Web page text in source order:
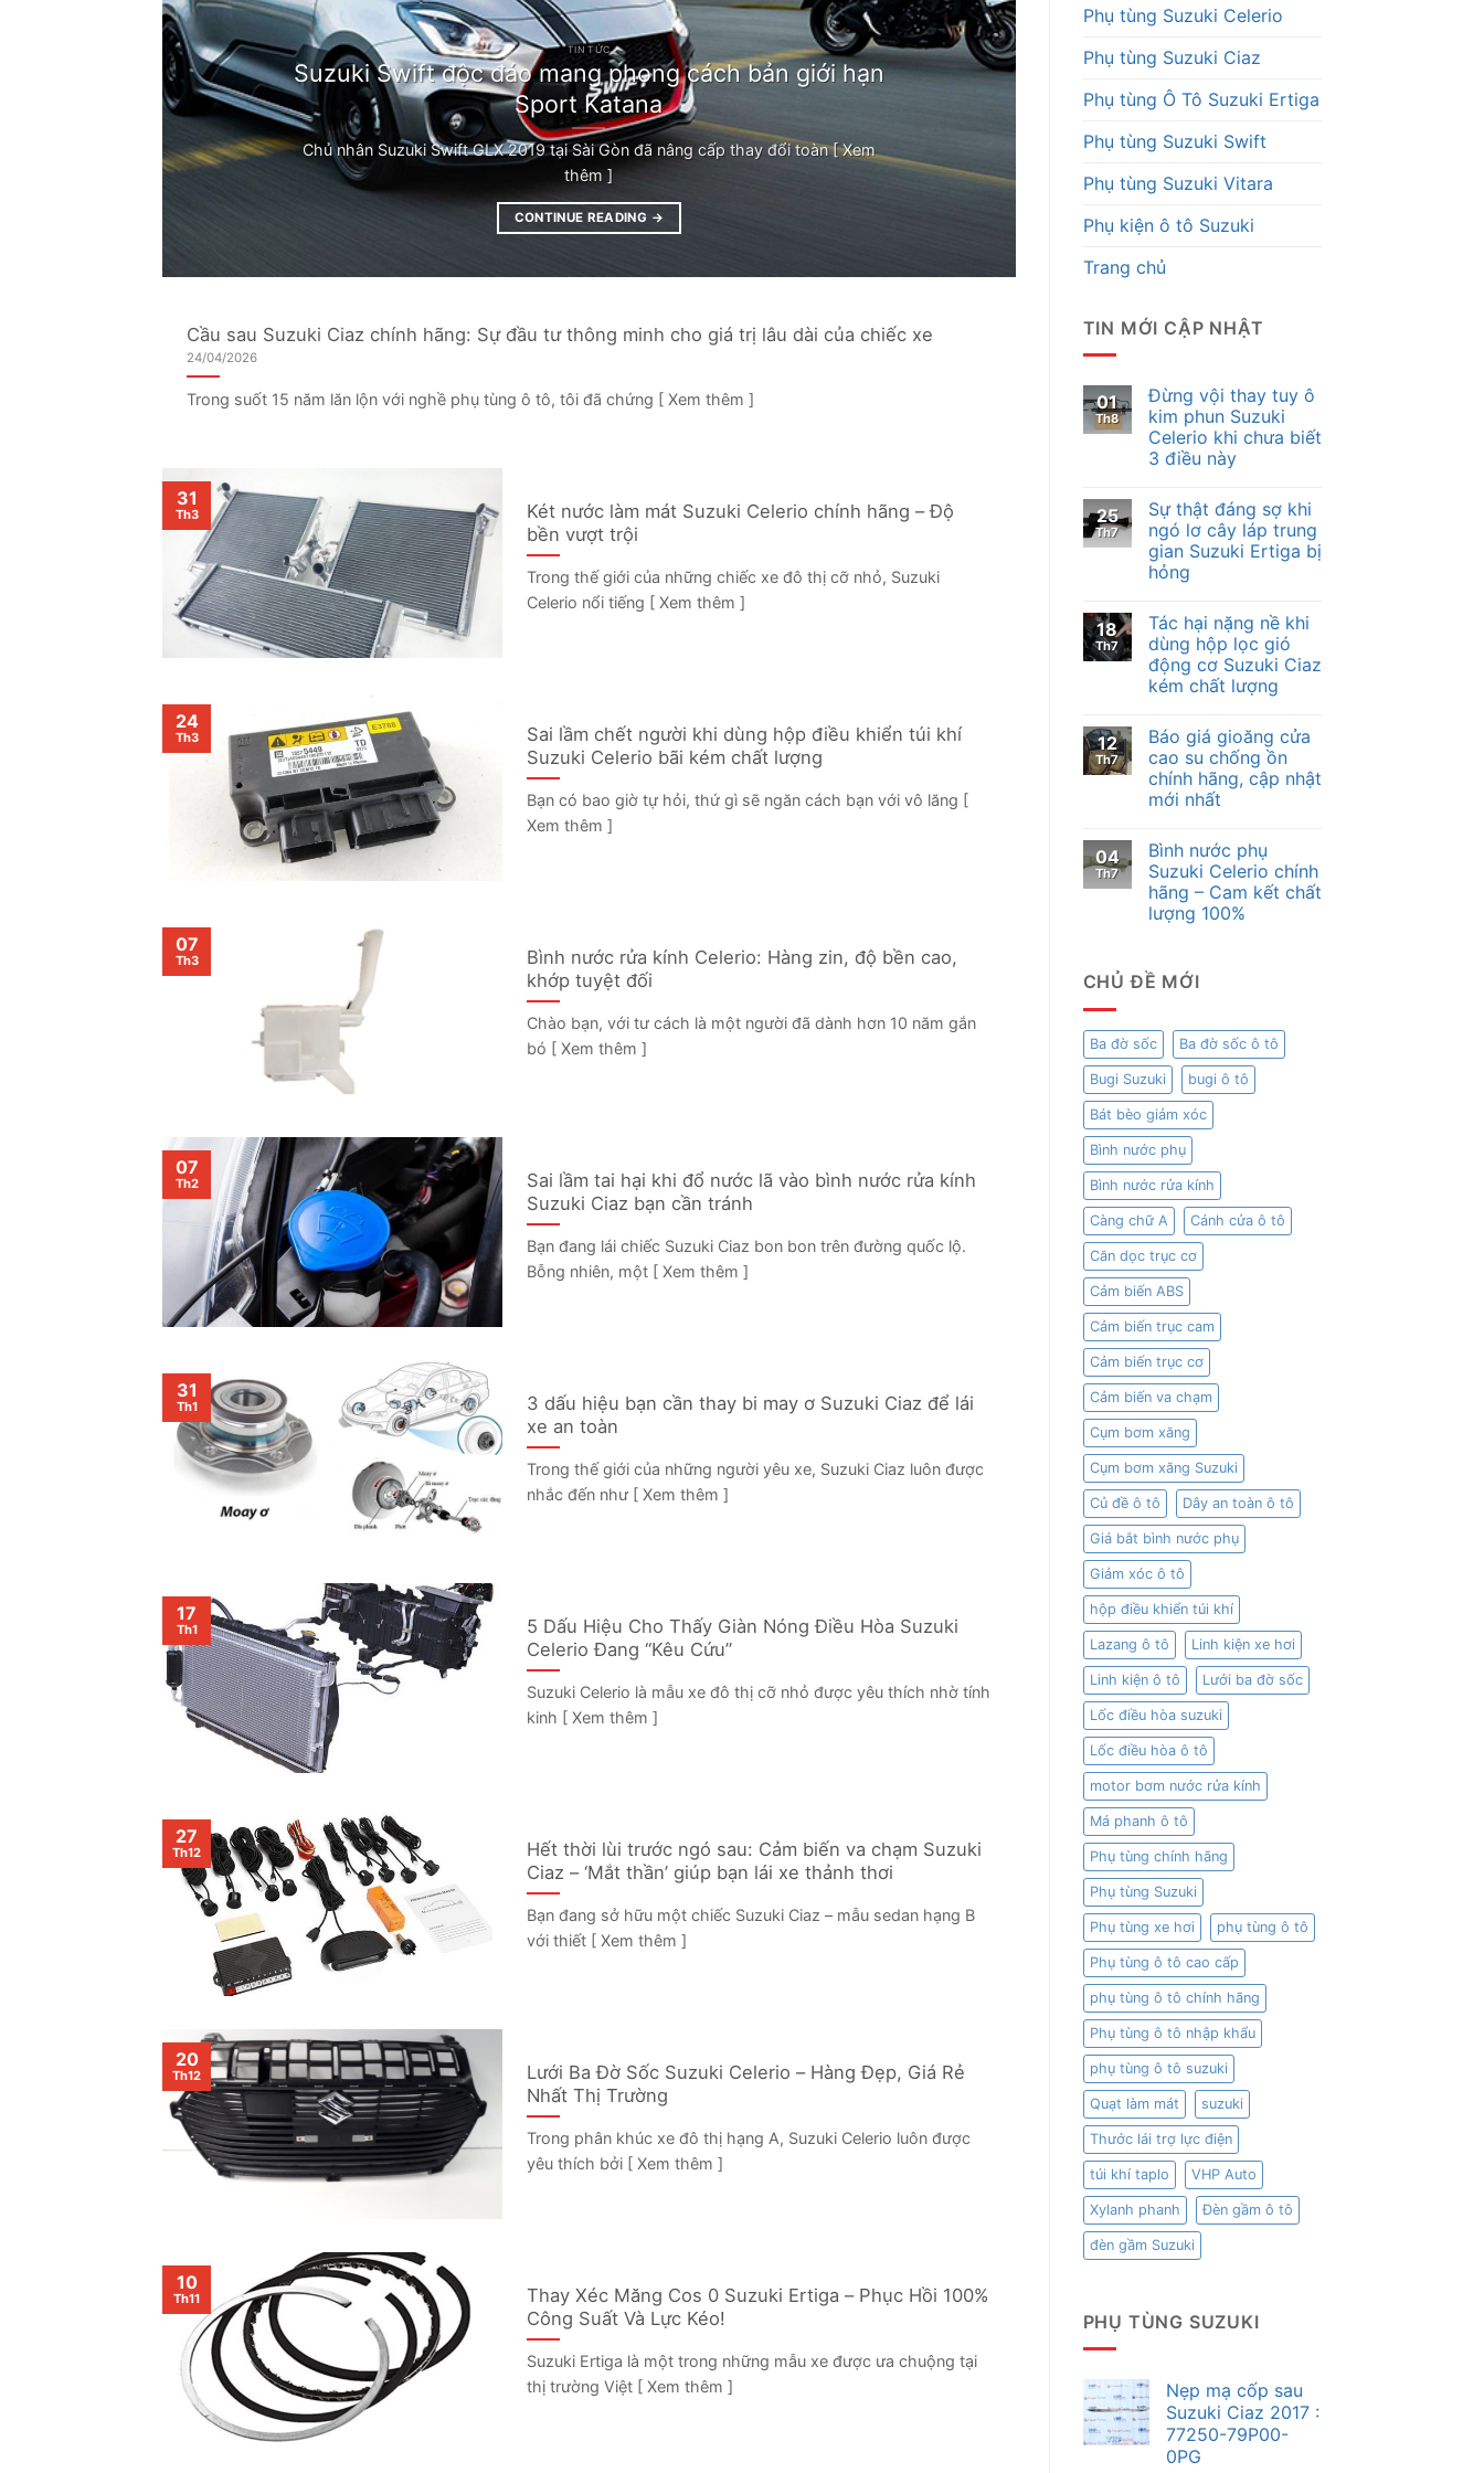
TIN TỨC
Suzuki Swift độc đáo mang phong cách bản giới hạn
Sport Katana
Chủ nhân Suzuki Swift GLX 2019 tại Sài Gòn đã nâng cấp thay đổi toàn [ Xem
thêm ]
CONTINUE READING →
Cầu sau Suzuki Ciaz chính hãng: Sự đầu tư thông minh cho giá trị lâu dài của chiếc xe
24/04/2026
Trong suốt 15 năm lăn lộn với nghề phụ tùng ô tô, tôi đã chứng [ Xem thêm ]
Két nước làm mát Suzuki Celerio chính hãng – Độ
bền vượt trội
Trong thế giới của những chiếc xe đô thị cỡ nhỏ, Suzuki
Celerio nổi tiếng [ Xem thêm ]
31
Th3
Sai lầm chết người khi dùng hộp điều khiển túi khí
Suzuki Celerio bãi kém chất lượng
Bạn có bao giờ tự hỏi, thứ gì sẽ ngăn cách bạn với vô lăng [
Xem thêm ]
24
Th3
Bình nước rửa kính Celerio: Hàng zin, độ bền cao,
khớp tuyệt đối
Chào bạn, với tư cách là một người đã dành hơn 10 năm gắn
bó [ Xem thêm ]
07
Th3
Sai lầm tai hại khi đổ nước lã vào bình nước rửa kính
Suzuki Ciaz bạn cần tránh
Bạn đang lái chiếc Suzuki Ciaz bon bon trên đường quốc lộ.
Bỗng nhiên, một [ Xem thêm ]
07
Th2
3 dấu hiệu bạn cần thay bi may ơ Suzuki Ciaz để lái
xe an toàn
Trong thế giới của những người yêu xe, Suzuki Ciaz luôn được
nhắc đến như [ Xem thêm ]
31
Th1
5 Dấu Hiệu Cho Thấy Giàn Nóng Điều Hòa Suzuki
Celerio Đang “Kêu Cứu”
Suzuki Celerio là mẫu xe đô thị cỡ nhỏ được yêu thích nhờ tính
kinh [ Xem thêm ]
17
Th1
Hết thời lùi trước ngó sau: Cảm biến va chạm Suzuki
Ciaz – ‘Mắt thần’ giúp bạn lái xe thảnh thơi
Bạn đang sở hữu một chiếc Suzuki Ciaz – mẫu sedan hạng B
với thiết [ Xem thêm ]
27
Th12
Lưới Ba Đờ Sốc Suzuki Celerio – Hàng Đẹp, Giá Rẻ
Nhất Thị Trường
Trong phân khúc xe đô thị hạng A, Suzuki Celerio luôn được
yêu thích bởi [ Xem thêm ]
20
Th12
Thay Xéc Măng Cos 0 Suzuki Ertiga – Phục Hồi 100%
Công Suất Và Lực Kéo!
Suzuki Ertiga là một trong những mẫu xe được ưa chuộng tại
thị trường Việt [ Xem thêm ]
10
Th11
Phụ tùng Suzuki Celerio
Phụ tùng Suzuki Ciaz
Phụ tùng Ô Tô Suzuki Ertiga
Phụ tùng Suzuki Swift
Phụ tùng Suzuki Vitara
Phụ kiện ô tô Suzuki
Trang chủ
TIN MỚI CẬP NHẬT
01
Th8
Đừng vội thay tuy ô
kim phun Suzuki
Celerio khi chưa biết
3 điều này
25
Th7
Sự thật đáng sợ khi
ngó lơ cây láp trung
gian Suzuki Ertiga bị
hỏng
18
Th7
Tác hại nặng nề khi
dùng hộp lọc gió
động cơ Suzuki Ciaz
kém chất lượng
12
Th7
Báo giá gioăng cửa
cao su chống ồn
chính hãng, cập nhật
mới nhất
04
Th7
Bình nước phụ
Suzuki Celerio chính
hãng – Cam kết chất
lượng 100%
CHỦ ĐỀ MỚI
Ba đờ sốc Ba đờ sốc ô tô
Bugi Suzuki bugi ô tô
Bát bèo giảm xóc
Bình nước phụ
Bình nước rửa kính
Càng chữ A Cánh cửa ô tô
Căn dọc trục cơ
Cảm biến ABS
Cảm biến trục cam
Cảm biến trục cơ
Cảm biến va chạm
Cụm bơm xăng
Cụm bơm xăng Suzuki
Củ đề ô tô Dây an toàn ô tô
Giá bắt bình nước phụ
Giảm xóc ô tô
hộp điều khiển túi khí
Lazang ô tô Linh kiện xe hơi
Linh kiện ô tô Lưới ba đờ sốc
Lốc điều hòa suzuki
Lốc điều hòa ô tô
motor bơm nước rửa kính
Má phanh ô tô
Phụ tùng chính hãng
Phụ tùng Suzuki
Phụ tùng xe hơi phụ tùng ô tô
Phụ tùng ô tô cao cấp
phụ tùng ô tô chính hãng
Phụ tùng ô tô nhập khẩu
phụ tùng ô tô suzuki
Quạt làm mát suzuki
Thước lái trợ lực điện
túi khí taplo VHP Auto
Xylanh phanh Đèn gầm ô tô
đèn gầm Suzuki
PHỤ TÙNG SUZUKI
Nẹp mạ cốp sau
Suzuki Ciaz 2017 :
77250-79P00-
0PG